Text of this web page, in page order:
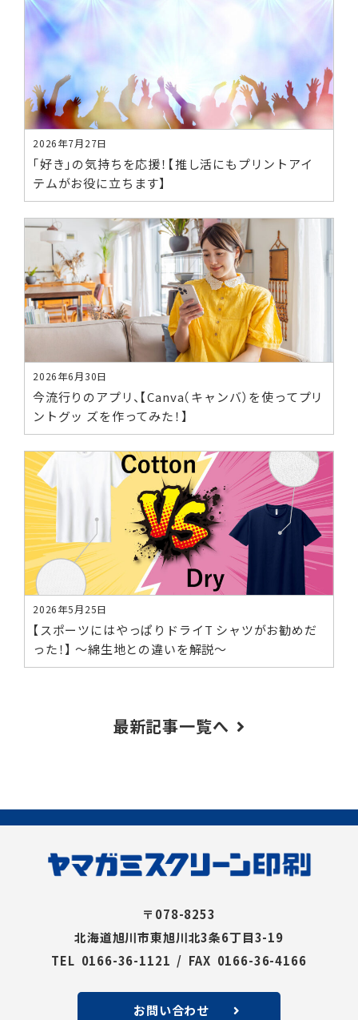
2026年7月27日
「好き」の気持ちを応援！【推し活にもプリントアイ
テムがお役に立ちます】
2026年6月30日
今流行りのアプリ、【Canva（キャンバ）を使ってプリ
ントグッ ズを作ってみた！】
2026年5月25日
【スポーツにはやっぱりドライT シャツがお勧めだ
った！】 ～綿生地との違いを解説～
最新記事一覧へ
〒078-8253
北海道旭川市東旭川北3条6丁目3-19
TEL 0166-36-1121 / FAX 0166-36-4166
お問い合わせ